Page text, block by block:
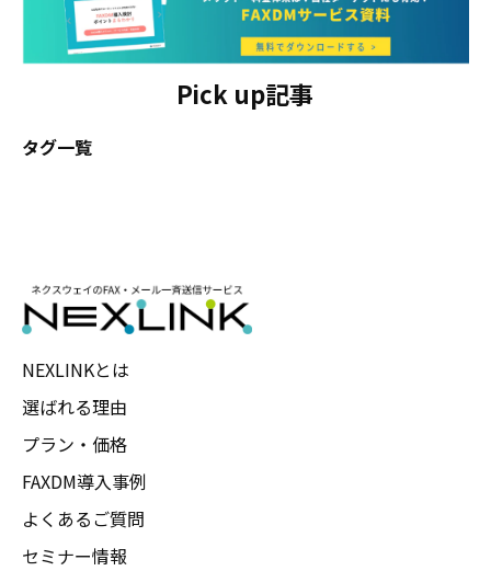
Pick up記事
タグ一覧
NEXLINKとは
選ばれる理由
プラン・価格
FAXDM導入事例
よくあるご質問
セミナー情報